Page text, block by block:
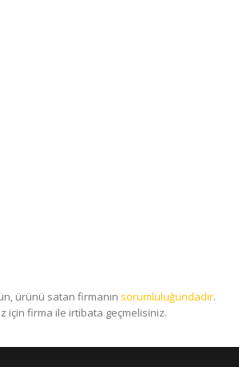
ürünü satan firmanın sorumluluğundadır.
için firma ile irtibata geçmelisiniz.